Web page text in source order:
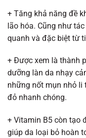
+ Tăng khả năng đề
lão hóa. Cũng như
quanh và đặc biệt từ
+ Được xem là thành
dưỡng làn da nhạy
những nốt mụn nhỏ li
đỏ nhanh chóng.
+ Vitamin B5 còn tạo
giúp da loại bỏ hoàn